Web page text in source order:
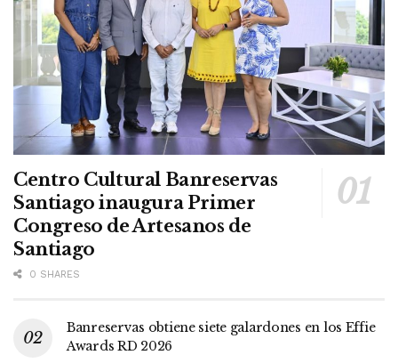
Centro Cultural Banreservas
Santiago inaugura Primer
Congreso de Artesanos de
Santiago
0 SHARES
Banreservas obtiene siete galardones en los Effie
Awards RD 2026